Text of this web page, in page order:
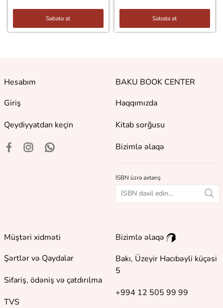
Səbətə at Səbətə at
Hesabım
Giriş
Qeydiyyatdan keçin
BAKU BOOK CENTER
Haqqımızda
Kitab sorğusu
Bizimlə əlaqə
İSBN üzrə axtarış
Müştəri xidməti
Şərtlər və Qaydalar
Sifariş, ödəniş və çatdırılma
TVS
Bizimlə əlaqə
Bakı, Üzeyir Hacıbəyli küçəsi
5
+994 12 505 99 99